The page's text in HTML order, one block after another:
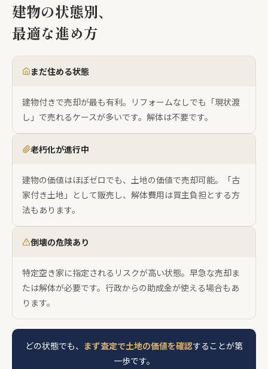
建物の状態別、
最適な進め方
まだ住める状態
建物付きで売却が最も有利。リフォームなしでも「現状渡
し」で売れるケースが多いです。解体は不要です。
老朽化が進行中
建物の価値はほぼゼロでも、土地の価値で売却可能。「古
家付き土地」として販売し、解体費用は買主負担とする方
法もあります。
倒壊の危険あり
特定空き家に指定されるリスクが高い状態。早急な売却ま
たは解体が必要です。行政からの助成金が使える場合もあ
ります。
どの状態でも、 まず査定で土地の価値を確認することが第
一歩です。